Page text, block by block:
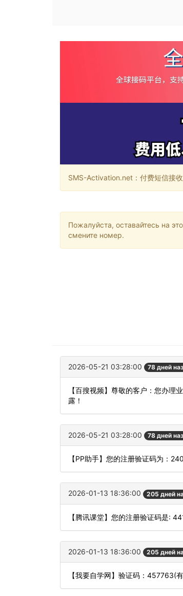
SMS-Activation.net：付费短信接
Пожалуйста, оставайтесь на
смените номер.
2026-05-21 03:28:00 78 дней
【百搜视频】尊敬的客户：您办
露！
2026-05-21 03:28:00 78 дней
【PP助手】您的注册验证码为：
2026-01-13 18:36:00 205 дней
【腾讯课堂】您的注册验证码是:
2026-01-13 18:36:00 205 дней
【我要自学网】验证码：457763(